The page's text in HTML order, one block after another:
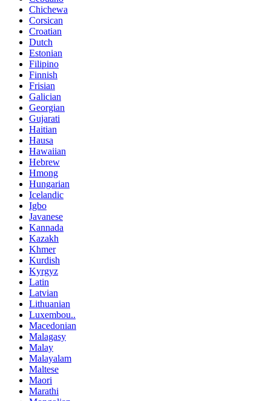
Chichewa
Corsican
Croatian
Dutch
Estonian
Filipino
Finnish
Frisian
Galician
Georgian
Gujarati
Haitian
Hausa
Hawaiian
Hebrew
Hmong
Hungarian
Icelandic
Igbo
Javanese
Kannada
Kazakh
Khmer
Kurdish
Kyrgyz
Latin
Latvian
Lithuanian
Luxembou..
Macedonian
Malagasy
Malay
Malayalam
Maltese
Maori
Marathi